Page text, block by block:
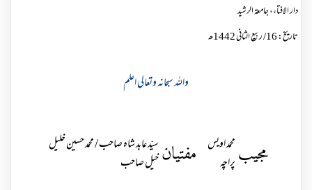
دار الافتاء، جامعۃ الرشید
تاریخ: 16/ ربیع الثانی 1442ھ
واللہ سبحانہ وتعالی اعلم
مجیب محمد اویس
پراچہ
مفتیان سیّد عابد شاہ صاحب / محمد حسین خلیل
خیل صاحب